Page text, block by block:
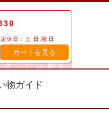
休日：土,日,祝日
カートを見る
物ガイド